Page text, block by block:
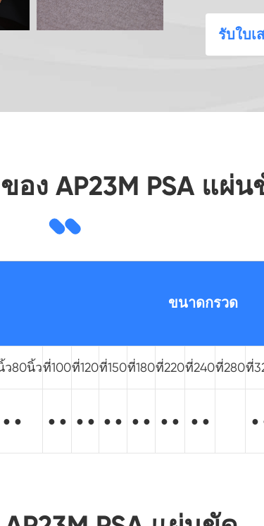
รับใบเ
อง AP23M PSA แผ่
ขนาดกรวด
ว80นิ้วที่100ที่120ที่150ที่180ที่220ที่240ที่280ที่
● ● ● ● ● ● ● ● ● ● ● ● ● ● ●